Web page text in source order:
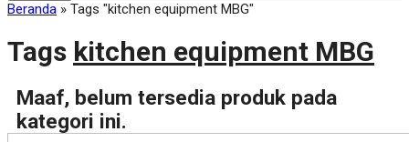
Beranda » Tags "kitchen equipment MBG"
Tags kitchen equipment MBG
Maaf, belum tersedia produk pada
kategori ini.